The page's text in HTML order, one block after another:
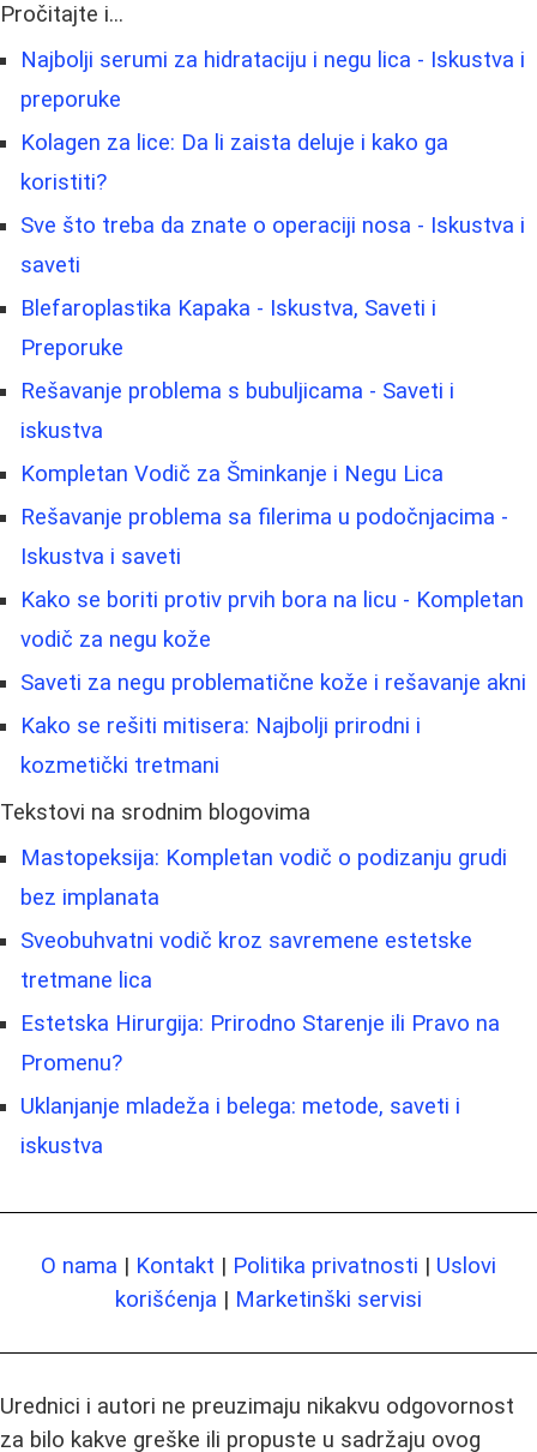
Pročitajte i...
Najbolji serumi za hidrataciju i negu lica - Iskustva i
preporuke
Kolagen za lice: Da li zaista deluje i kako ga
koristiti?
Sve što treba da znate o operaciji nosa - Iskustva i
saveti
Blefaroplastika Kapaka - Iskustva, Saveti i
Preporuke
Rešavanje problema s bubuljicama - Saveti i
iskustva
Kompletan Vodič za Šminkanje i Negu Lica
Rešavanje problema sa filerima u podočnjacima -
Iskustva i saveti
Kako se boriti protiv prvih bora na licu - Kompletan
vodič za negu kože
Saveti za negu problematične kože i rešavanje akni
Kako se rešiti mitisera: Najbolji prirodni i
kozmetički tretmani
Tekstovi na srodnim blogovima
Mastopeksija: Kompletan vodič o podizanju grudi
bez implanata
Sveobuhvatni vodič kroz savremene estetske
tretmane lica
Estetska Hirurgija: Prirodno Starenje ili Pravo na
Promenu?
Uklanjanje mladeža i belega: metode, saveti i
iskustva
O nama | Kontakt | Politika privatnosti | Uslovi
korišćenja | Marketinški servisi
Urednici i autori ne preuzimaju nikakvu odgovornost
za bilo kakve greške ili propuste u sadržaju ovog